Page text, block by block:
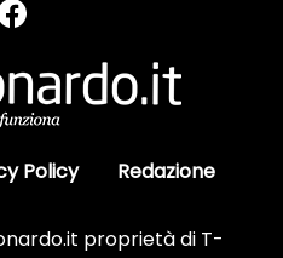
Policy Redazione
proprietà di T-